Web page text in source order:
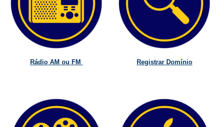
Rádio AM ou FM Registrar Domínio